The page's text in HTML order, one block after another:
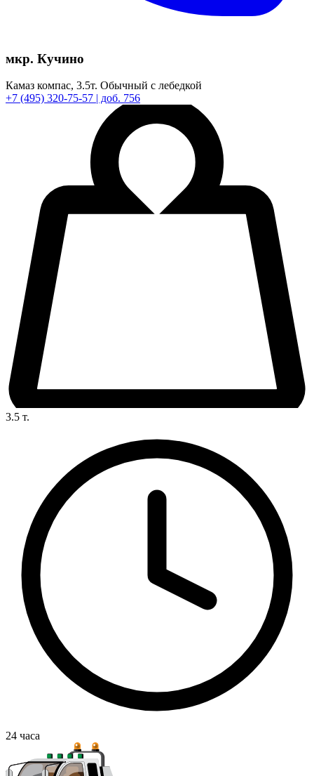
мкр. Кучино
Камаз компас, 3.5т. Обычный с лебедкой
+7 (495) 320-75-57 | доб. 756
3.5 т.
24 часа